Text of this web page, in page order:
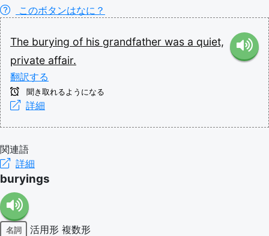
このボタンはなに？
The burying of his grandfather was a quiet,
private affair.
翻訳する
聞き取れるようになる
詳細
関連語
詳細
buryings
名詞 活用形 複数形